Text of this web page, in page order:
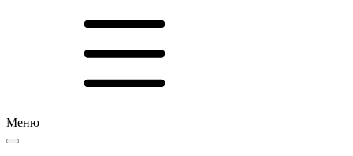
Меню